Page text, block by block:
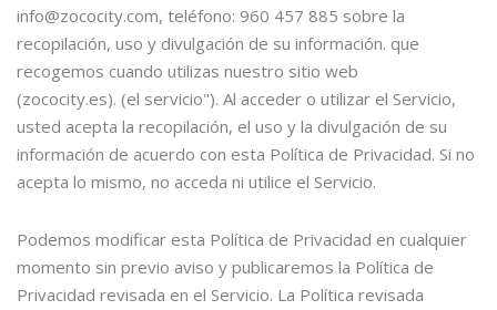
info@zococity.com, teléfono: 960 457 885 sobre la
recopilación, uso y divulgación de su información. que
recogemos cuando utilizas nuestro sitio web
(zococity.es). (el servicio"). Al acceder o utilizar el Servicio,
usted acepta la recopilación, el uso y la divulgación de su
información de acuerdo con esta Política de Privacidad. Si no
acepta lo mismo, no acceda ni utilice el Servicio.
Podemos modificar esta Política de Privacidad en cualquier
momento sin previo aviso y publicaremos la Política de
Privacidad revisada en el Servicio. La Política revisada